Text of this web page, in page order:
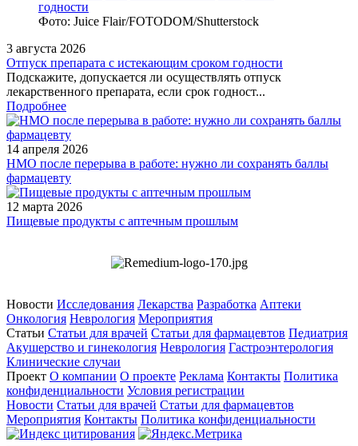
Фото: Juice Flair/FOTODOM/Shutterstoсk
3 августа 2026
Отпуск препарата с истекающим сроком годности
Подскажите, допускается ли осуществлять отпуск
лекарственного препарата, если срок годност...
Подробнее
14 апреля 2026
НМО после перерыва в работе: нужно ли сохранять баллы
фармацевту
12 марта 2026
Пищевые продукты с аптечным прошлым
Новости Исследования Лекарства Разработка Аптеки
Онкология Неврология Мероприятия
Статьи Статьи для врачей Статьи для фармацевтов Педиатрия
Акушерство и гинекология Неврология Гастроэнтерология
Клинические случаи
Проект О компании О проекте Реклама Контакты Политика
конфиденциальности Условия регистрации
Новости Статьи для врачей Статьи для фармацевтов
Мероприятия Контакты Политика конфиденциальности